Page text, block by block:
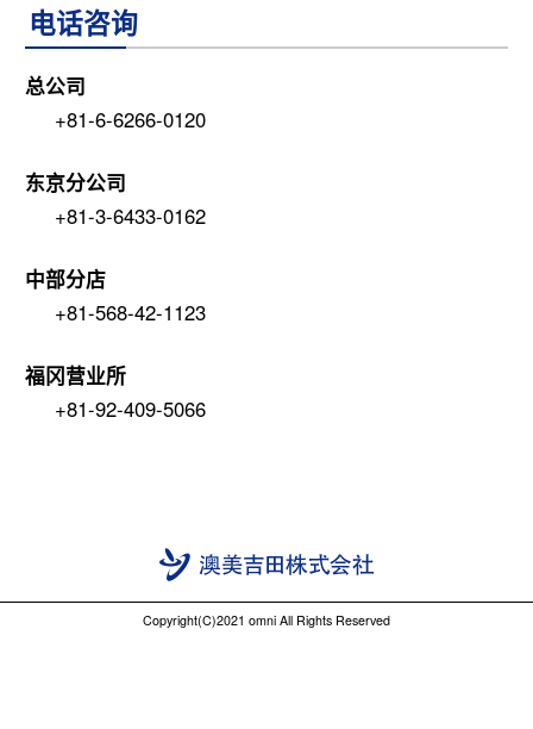
电话咨询
总公司
+81-6-6266-0120
东京分公司
+81-3-6433-0162
中部分店
+81-568-42-1123
福冈营业所
+81-92-409-5066
Copyright(C)2021 omni All Rights Reserved